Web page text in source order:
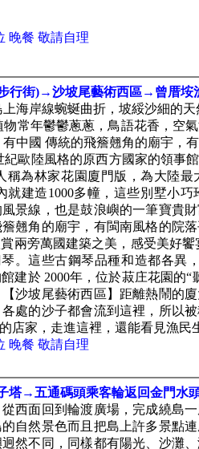
晚餐 敬請自理
行街)→沙坡尾藝術西區→曾厝垵
海岸線蜿蜒曲折，坡綏沙細的
常年鬱鬱蔥蔥，鳥語花香，空
中國 傳統的飛簷翹角的廟宇，
歐陸風格的原西方國家的領事
為林家花園廈門版，為大陸
建造1000多幢，這些別墅小
景線，也是鼓浪嶼的一筆寶貴
翹角的廟宇，有閩南風格的院
兩旁萬國建築之美，感受美好
。這些古鋼琴品種和造都各異
建於 2000年，位於菽庄花園的“
沙坡尾藝術西區】距離熱鬧的
處的沙子都會流到這裡，所以
店家，走進這裡，還能看見漁民
晚餐 敬請自理
塔→五通碼頭乘客輪返回金門水
西面回到輪渡廣場，完成繞島
自然景色而且把島上許多景點
然不同，同樣都有陽光、沙灘